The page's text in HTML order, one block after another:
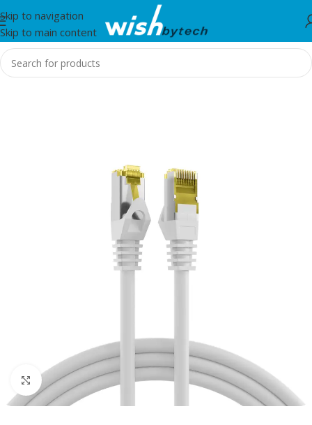
Skip to navigation
Skip to main content
Home/IT
Click to enlarge